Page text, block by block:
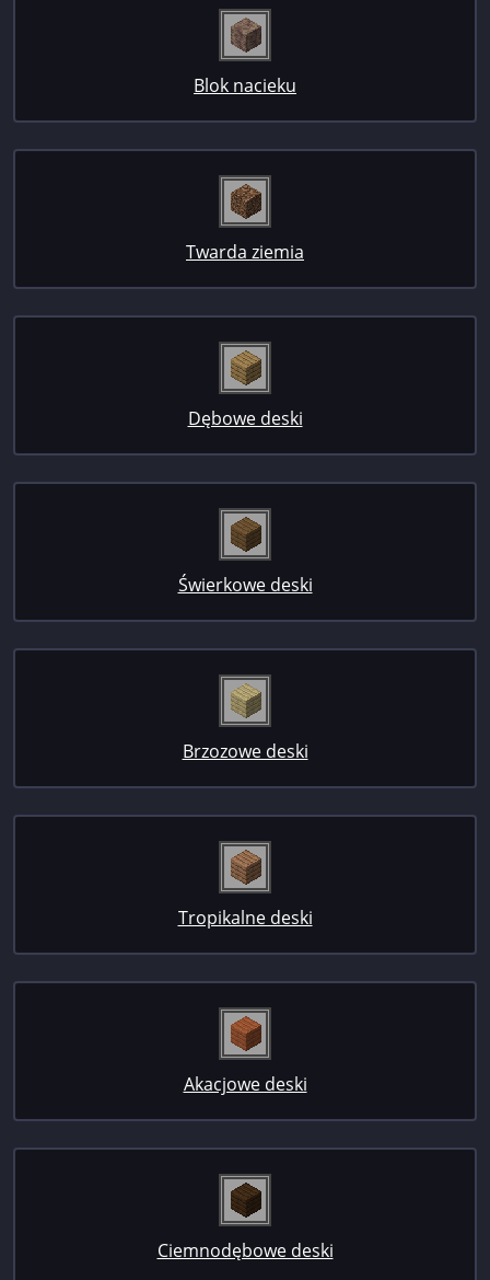
Blok nacieku
Twarda ziemia
Dębowe deski
Świerkowe deski
Brzozowe deski
Tropikalne deski
Akacjowe deski
Ciemnodębowe deski